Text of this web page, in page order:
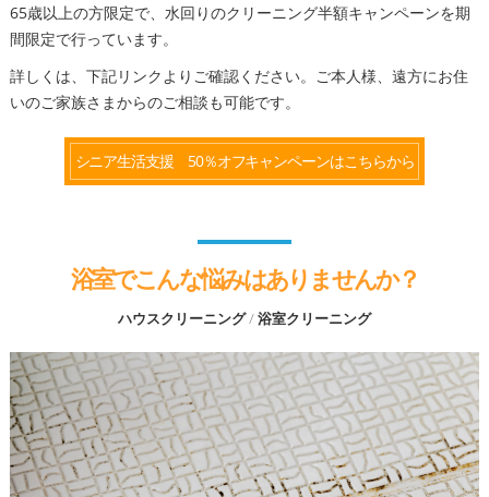
65歳以上の方限定で、水回りのクリーニング半額キャンペーンを期
間限定で行っています。
詳しくは、下記リンクよりご確認ください。ご本人様、遠方にお住
いのご家族さまからのご相談も可能です。
シニア生活支援 50％オフキャンペーンはこちらから
浴室でこんな悩みはありませんか？
ハウスクリーニング / 浴室クリーニング